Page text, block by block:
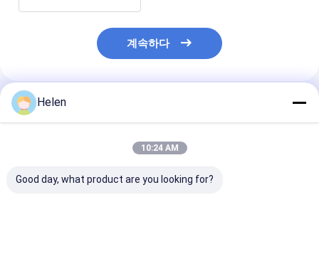
계속하다
추천된 제품
Helen
10:24 AM
Good day, what product are you looking for?